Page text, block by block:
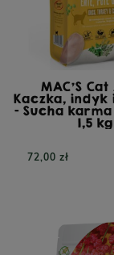
Pressed
na zimno
dorosłych
12 kg
MAC'S
Kaczka, indyk
- Sucha
1,5 kg
72,00 zł